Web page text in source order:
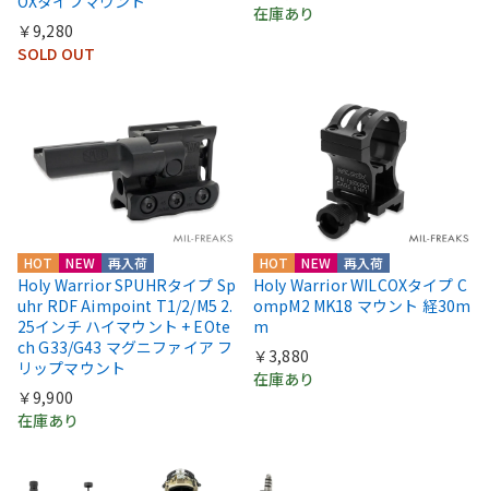
￥9,280
SOLD OUT
在庫あり
HOT NEW 再入荷
Holy Warrior SPUHRタイプ Sp
uhr RDF Aimpoint T1/2/M5 2.
25インチ ハイマウント + EOte
ch G33/G43 マグニファイア フ
リップマウント
￥9,900
在庫あり
HOT NEW 再入荷
Holy Warrior WILCOXタイプ C
ompM2 MK18 マウント 経30m
m
￥3,880
在庫あり